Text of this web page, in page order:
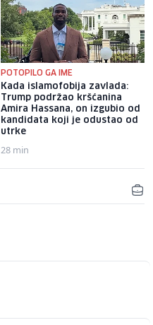
POTOPILO GA IME
Kada islamofobija zavlada:
Trump podržao kršćanina
Amira Hassana, on izgubio od
kandidata koji je odustao od
utrke
28 min